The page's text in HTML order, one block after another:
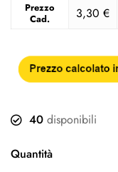
Prezzo
Cad.
3,30 €
40 disponibili
Quantità